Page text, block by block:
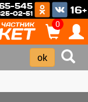
545
02-51 16+
0